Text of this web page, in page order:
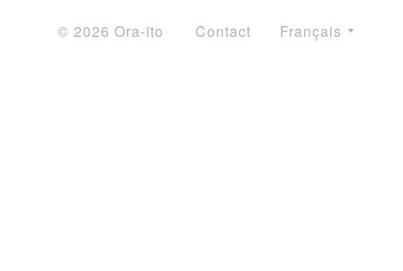
© 2026 Ora-ïto Contact Français